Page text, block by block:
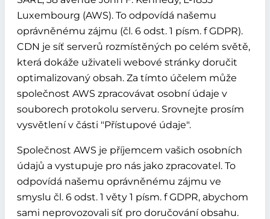
Luxembourg (AWS). To odpovídá našemu
oprávněnému zájmu (čl. 6 odst. 1 písm. f GDPR).
CDN je síť serverů rozmístěných po celém světě,
která dokáže uživateli webové stránky doručit
optimalizovaný obsah. Za tímto účelem může
společnost AWS zpracovávat osobní údaje v
souborech protokolu serveru. Srovnejte prosím
vysvětlení v části "Přístupové údaje".
Společnost AWS je příjemcem vašich osobních
údajů a vystupuje pro nás jako zpracovatel. To
odpovídá našemu oprávněnému zájmu ve
smyslu čl. 6 odst. 1 věty 1 písm. f GDPR, abychom
sami neprovozovali síť pro doručování obsahu.